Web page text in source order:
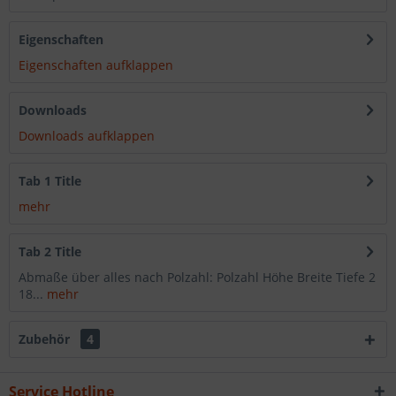
Eigenschaften
Eigenschaften aufklappen
Downloads
Downloads aufklappen
Tab 1 Title
mehr
Tab 2 Title
Abmaße über alles nach Polzahl: Polzahl Höhe Breite Tiefe 2
18... mehr
Zubehör 4
Service Hotline